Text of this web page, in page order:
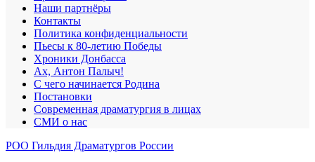
Наши партнёры
Контакты
Политика конфиденциальности
Пьесы к 80-летию Победы
Хроники Донбасса
Ах, Антон Палыч!
С чего начинается Родина
Постановки
Современная драматургия в лицах
СМИ о нас
РОО Гильдия Драматургов России